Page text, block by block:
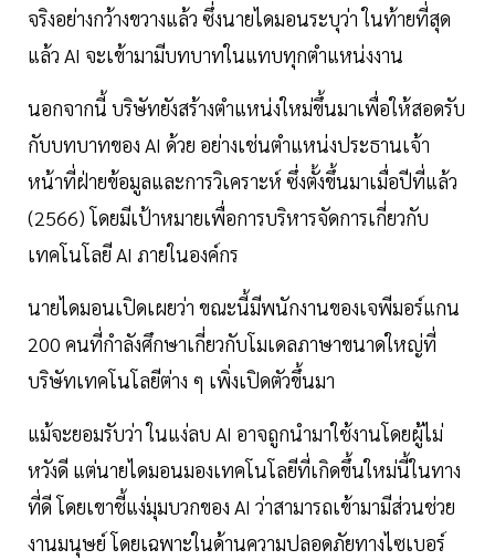
จริงอย่างกว้างขวางแล้ว ซึ่งนายไดมอนระบุว่า ในท้ายที่สุด
แล้ว AI จะเข้ามามีบทบาทในแทบทุกตำแหน่งงาน
นอกจากนี้ บริษัทยังสร้างตำแหน่งใหม่ขึ้นมาเพื่อให้สอดรับ
กับบทบาทของ AI ด้วย อย่างเช่นตำแหน่งประธานเจ้า
หน้าที่ฝ่ายข้อมูลและการวิเคราะห์ ซึ่งตั้งขึ้นมาเมื่อปีที่แล้ว
(2566) โดยมีเป้าหมายเพื่อการบริหารจัดการเกี่ยวกับ
เทคโนโลยี AI ภายในองค์กร
นายไดมอนเปิดเผยว่า ขณะนี้มีพนักงานของเจพีมอร์แกน
200 คนที่กำลังศึกษาเกี่ยวกับโมเดลภาษาขนาดใหญ่ที่
บริษัทเทคโนโลยีต่าง ๆ เพิ่งเปิดตัวขึ้นมา
แม้จะยอมรับว่า ในแง่ลบ AI อาจถูกนำมาใช้งานโดยผู้ไม่
หวังดี แต่นายไดมอนมองเทคโนโลยีที่เกิดขึ้นใหม่นี้ในทาง
ที่ดี โดยเขาชี้แง่มุมบวกของ AI ว่าสามารถเข้ามามีส่วนช่วย
งานมนุษย์ โดยเฉพาะในด้านความปลอดภัยทางไซเบอร์